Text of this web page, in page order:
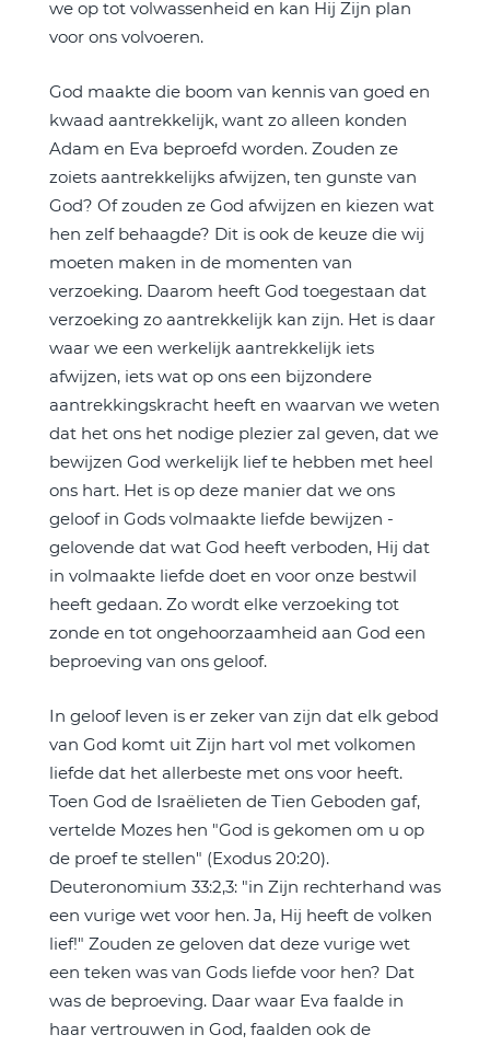
we op tot volwassenheid en kan Hij Zijn plan
voor ons volvoeren.
God maakte die boom van kennis van goed en
kwaad aantrekkelijk, want zo alleen konden
Adam en Eva beproefd worden. Zouden ze
zoiets aantrekkelijks afwijzen, ten gunste van
God? Of zouden ze God afwijzen en kiezen wat
hen zelf behaagde? Dit is ook de keuze die wij
moeten maken in de momenten van
verzoeking. Daarom heeft God toegestaan dat
verzoeking zo aantrekkelijk kan zijn. Het is daar
waar we een werkelijk aantrekkelijk iets
afwijzen, iets wat op ons een bijzondere
aantrekkingskracht heeft en waarvan we weten
dat het ons het nodige plezier zal geven, dat we
bewijzen God werkelijk lief te hebben met heel
ons hart. Het is op deze manier dat we ons
geloof in Gods volmaakte liefde bewijzen -
gelovende dat wat God heeft verboden, Hij dat
in volmaakte liefde doet en voor onze bestwil
heeft gedaan. Zo wordt elke verzoeking tot
zonde en tot ongehoorzaamheid aan God een
beproeving van ons geloof.
In geloof leven is er zeker van zijn dat elk gebod
van God komt uit Zijn hart vol met volkomen
liefde dat het allerbeste met ons voor heeft.
Toen God de Israëlieten de Tien Geboden gaf,
vertelde Mozes hen "God is gekomen om u op
de proef te stellen" (Exodus 20:20).
Deuteronomium 33:2,3: "in Zijn rechterhand was
een vurige wet voor hen. Ja, Hij heeft de volken
lief!" Zouden ze geloven dat deze vurige wet
een teken was van Gods liefde voor hen? Dat
was de beproeving. Daar waar Eva faalde in
haar vertrouwen in God, faalden ook de